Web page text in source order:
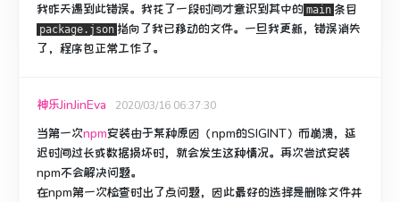
我昨天遇到此错误。 我花了一段时间才意识到其中的 main 条目
package.json 指向了我已移动的文件。 一旦我更新，错误消失
了，程序包正常工作了。
神乐JinJinEva 2020/03/16 06:37:30
当第一次npm安装由于某种原因（npm的SIGINT）而崩溃，延
迟时间过长或数据损坏时，就会发生这种情况。 再次尝试安装
npm不会解决问题。
在npm第一次检查时出了点问题，因此最好的选择是删除文件并